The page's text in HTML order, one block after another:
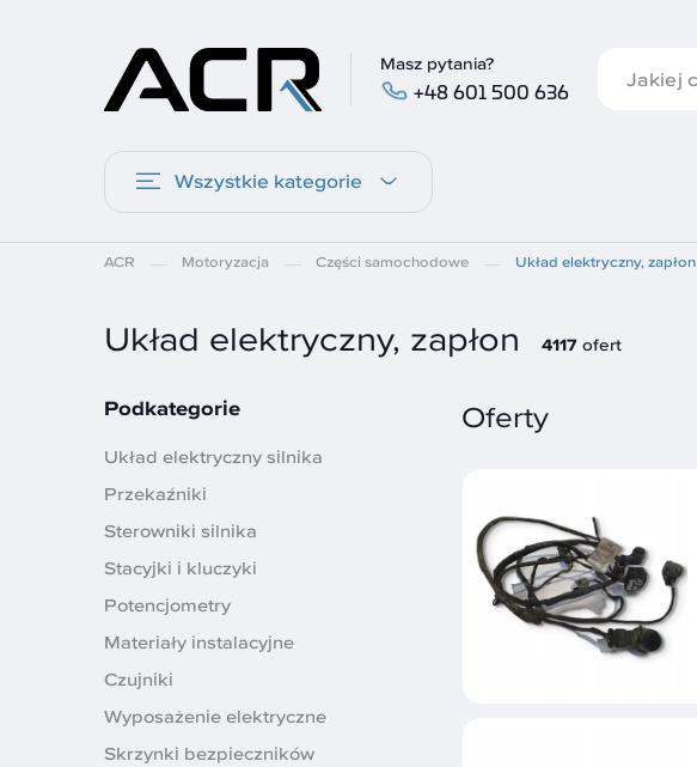
Masz pytania?
+48 601 500 636
Wszystkie kategorie
ACR Motoryzacja Części samochodowe Układ elektryczny, zapłon
Układ elektryczny, zapłon 4117 ofert
Oferty
Podkategorie
Układ elektryczny silnika
Przekaźniki
Sterowniki silnika
Stacyjki i kluczyki
Potencjometry
Materiały instalacyjne
Czujniki
Wyposażenie elektryczne
Skrzynki bezpieczników